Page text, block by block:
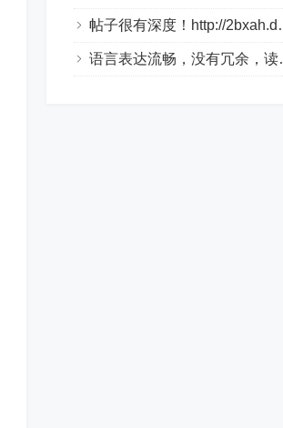
帖子很有深度！http://2bxah.dlqyt.com/
语言表达流畅，没有冗余，读起来很舒服。http://xo310.drtl688.com/